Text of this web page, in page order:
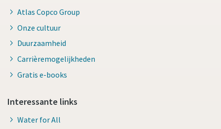
Atlas Copco Group
Onze cultuur
Duurzaamheid
Carrièremogelijkheden
Gratis e-books
Interessante links
Water for All